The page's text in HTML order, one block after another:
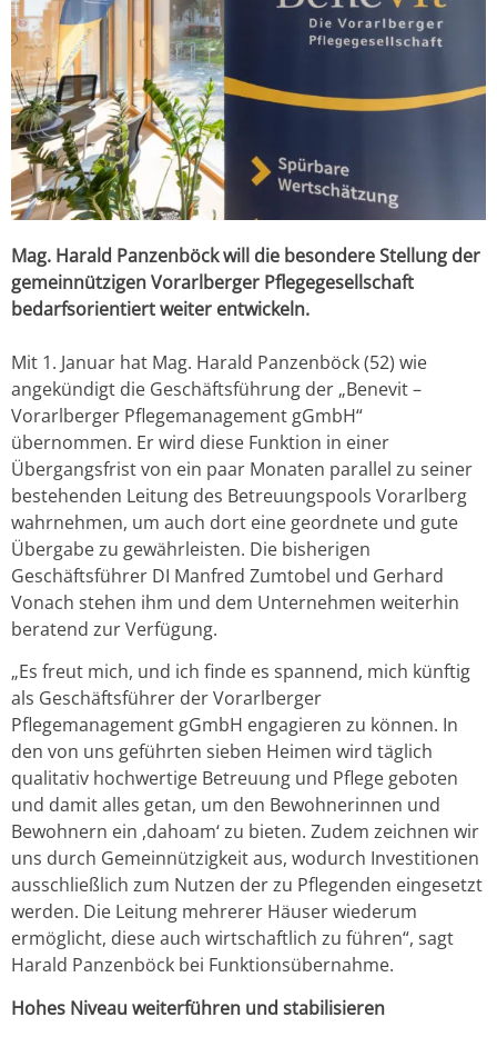
Mag. Harald Panzenböck will die besondere Stellung der
gemeinnützigen Vorarlberger Pflegegesellschaft
bedarfsorientiert weiter entwickeln.
Mit 1. Januar hat Mag. Harald Panzenböck (52) wie
angekündigt die Geschäftsführung der „Benevit –
Vorarlberger Pflegemanagement gGmbH“
übernommen. Er wird diese Funktion in einer
Übergangsfrist von ein paar Monaten parallel zu seiner
bestehenden Leitung des Betreuungspools Vorarlberg
wahrnehmen, um auch dort eine geordnete und gute
Übergabe zu gewährleisten. Die bisherigen
Geschäftsführer DI Manfred Zumtobel und Gerhard
Vonach stehen ihm und dem Unternehmen weiterhin
beratend zur Verfügung.
„Es freut mich, und ich finde es spannend, mich künftig
als Geschäftsführer der Vorarlberger
Pflegemanagement gGmbH engagieren zu können. In
den von uns geführten sieben Heimen wird täglich
qualitativ hochwertige Betreuung und Pflege geboten
und damit alles getan, um den Bewohnerinnen und
Bewohnern ein ,dahoam‘ zu bieten. Zudem zeichnen wir
uns durch Gemeinnützigkeit aus, wodurch Investitionen
ausschließlich zum Nutzen der zu Pflegenden eingesetzt
werden. Die Leitung mehrerer Häuser wiederum
ermöglicht, diese auch wirtschaftlich zu führen“, sagt
Harald Panzenböck bei Funktionsübernahme.
Hohes Niveau weiterführen und stabilisieren